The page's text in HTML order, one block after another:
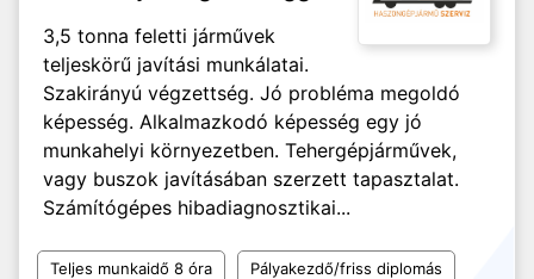
3,5 tonna feletti járművek
teljeskörű javítási munkálatai.
Szakirányú végzettség. Jó probléma megoldó
képesség. Alkalmazkodó képesség egy jó
munkahelyi környezetben. Tehergépjárművek,
vagy buszok javításában szerzett tapasztalat.
Számítógépes hibadiagnosztikai...
Teljes munkaidő 8 óra Pályakezdő/friss diplomás